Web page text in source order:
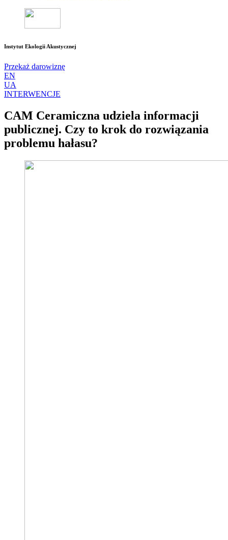
Instytut Ekologii Akustycznej
Przekaż darowiznę
EN
UA
INTERWENCJE
CAM Ceramiczna udziela informacji
publicznej. Czy to krok do rozwiązania
problemu hałasu?